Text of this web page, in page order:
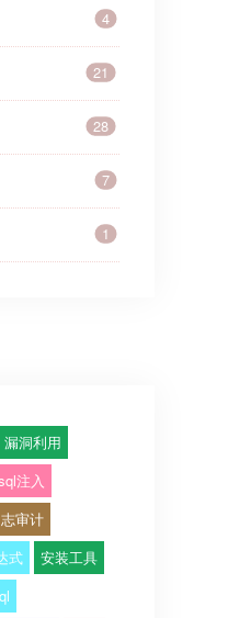
4
21
28
7
1
漏洞利用
注入
审计
式
安装工具